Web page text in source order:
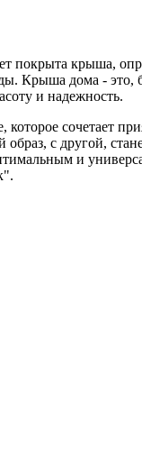
покрыта крыша,
Крыша дома - это,
и надежность.
которое сочетает
с другой,
и